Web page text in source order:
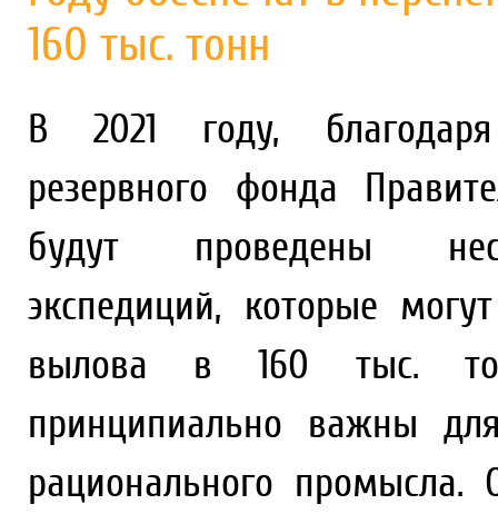
160 тыс. тонн
В 2021 году,
резервного фонда
будут проведены
экспедиций, которые
вылова в 160 тыс.
принципиально важны
рационального промысла.